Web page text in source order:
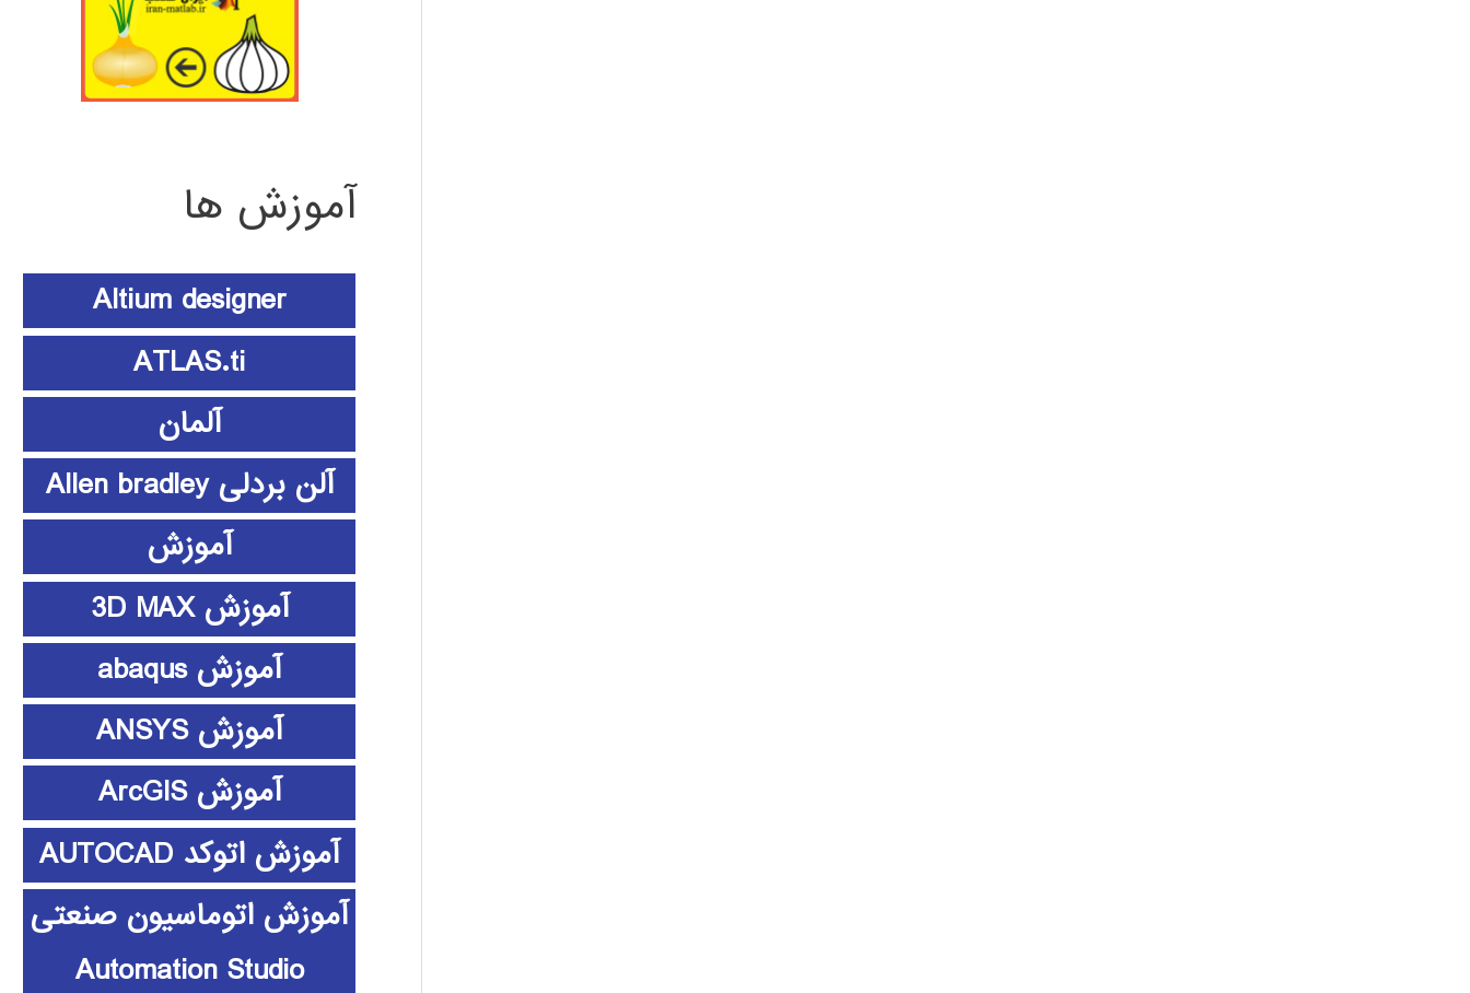
آموزش ها
Altium designer
ATLAS.ti
آلمان
آلن بردلی Allen bradley
آموزش
آموزش 3D MAX
آموزش abaqus
آموزش ANSYS
آموزش ArcGIS
آموزش اتوکد AUTOCAD
آموزش اتوماسیون صنعتی
Automation Studio